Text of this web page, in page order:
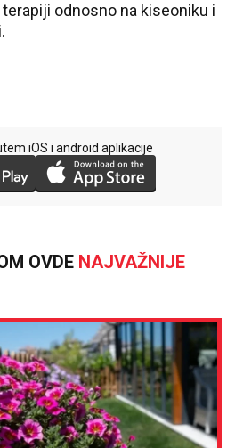
odnosno na kiseoniku i
iOS i android aplikacije
OVDE NAJVAŽNIJE